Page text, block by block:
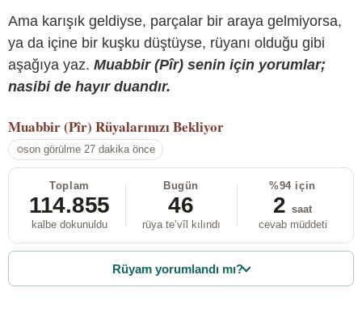
Ama karışık geldiyse, parçalar bir araya gelmiyorsa,
ya da içine bir kuşku düştüyse, rüyanı olduğu gibi
aşağıya yaz. Muabbir (Pîr) senin için yorumlar;
nasibi de hayır duandır.
Muabbir (Pîr) Rüyalarınızı Bekliyor
son görülme 27 dakika önce
Toplam
114.855
kalbe dokunuldu
Bugün
46
rüya te’vîl kılındı
%94 için
2 saat
cevab müddeti
Rüyam yorumlandı mı?